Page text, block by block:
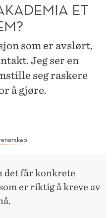
ET
som er avslørt,
Jeg ser en
seg raskere
å gjøre.
det får konkrete
er riktig å kreve av